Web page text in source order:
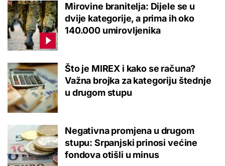
Mirovine branitelja: Dijele se u
dvije kategorije, a prima ih oko
140.000 umirovljenika
Što je MIREX i kako se računa?
Važna brojka za kategoriju štednje
u drugom stupu
Negativna promjena u drugom
stupu: Srpanjski prinosi većine
fondova otišli u minus